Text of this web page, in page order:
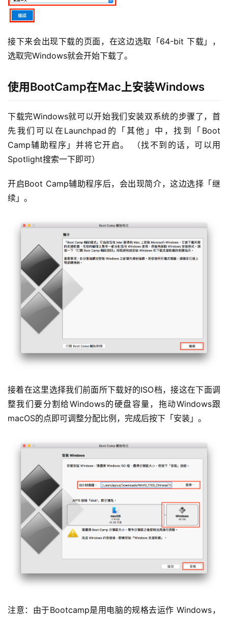
接下来会出现下载的页面，在这边选取「64-bit 下载」，
选取完Windows就会开始下载了。
使用BootCamp在Mac上安装Windows
下载完Windows就可以开始我们安装双系统的步骤了，首
先我们可以在Launchpad的「其他」中，找到「Boot
Camp辅助程序」并将它开启。 （找不到的话，可以用
Spotlight搜索一下即可）
开启Boot Camp辅助程序后，会出现简介，这边选择「继
续」。
接着在这里选择我们前面所下载好的ISO档，接这在下面调
整我们要分割给Windows的硬盘容量，拖动Windows跟
macOS的点即可调整分配比例，完成后按下「安装」。
注意：由于Bootcamp是用电脑的规格去运作 Windows，